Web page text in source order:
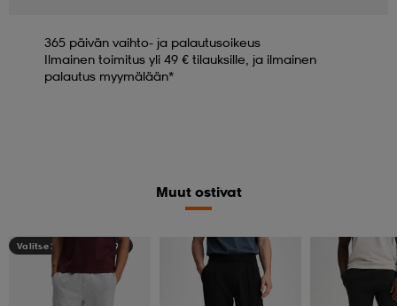
365 päivän vaihto- ja palautusoikeus
Ilmainen toimitus yli 49 € tilauksille, ja ilmainen
palautus myymälään*
Muut ostivat
Valitse 2, maksa 44,99€